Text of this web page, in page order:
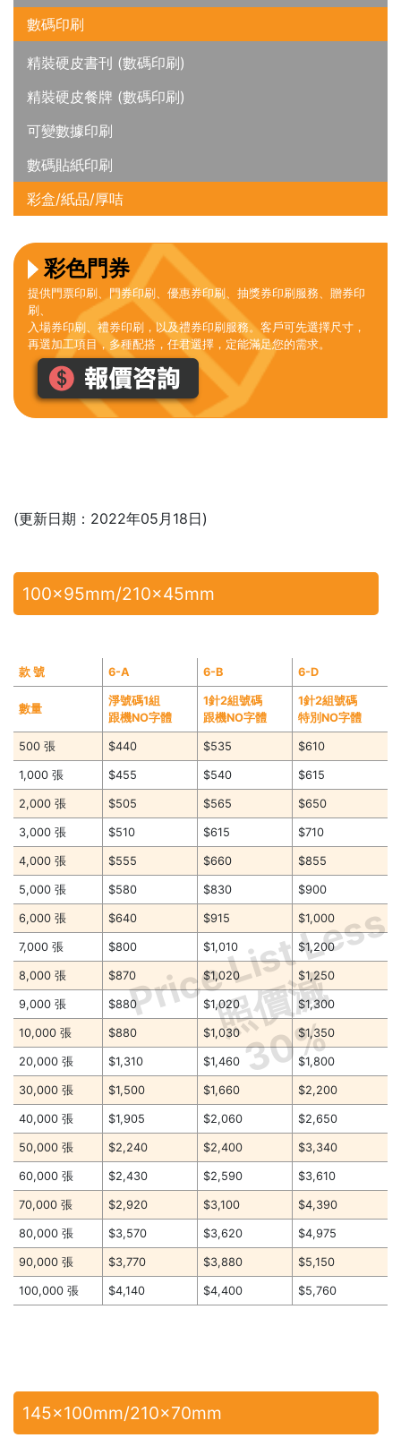
數碼印刷
精裝硬皮書刊 (數碼印刷)
精裝硬皮餐牌 (數碼印刷)
可變數據印刷
數碼貼紙印刷
彩盒/紙品/厚咭
彩色門券
提供門票印刷、門券印刷、優惠券印刷、抽獎券印刷服務、贈券印
刷、
入場券印刷、禮券印刷，以及禮券印刷服務。客戶可先選擇尺寸，
再選加工項目，多種配搭，任君選擇，定能滿足您的需求。
Price List Less
照價減
30%
(更新日期：2022年05月18日)
100x95mm/210x45mm
款 號 6-A 6-B 6-D
數量
淨號碼1組
跟機NO字體
1針2組號碼
跟機NO字體
1針2組號碼
特別NO字體
500 張 $440 $535 $610
1,000 張 $455 $540 $615
2,000 張 $505 $565 $650
3,000 張 $510 $615 $710
4,000 張 $555 $660 $855
5,000 張 $580 $830 $900
6,000 張 $640 $915 $1,000
7,000 張 $800 $1,010 $1,200
8,000 張 $870 $1,020 $1,250
9,000 張 $880 $1,020 $1,300
10,000 張 $880 $1,030 $1,350
20,000 張 $1,310 $1,460 $1,800
30,000 張 $1,500 $1,660 $2,200
40,000 張 $1,905 $2,060 $2,650
50,000 張 $2,240 $2,400 $3,340
60,000 張 $2,430 $2,590 $3,610
70,000 張 $2,920 $3,100 $4,390
80,000 張 $3,570 $3,620 $4,975
90,000 張 $3,770 $3,880 $5,150
100,000 張 $4,140 $4,400 $5,760
145x100mm/210x70mm